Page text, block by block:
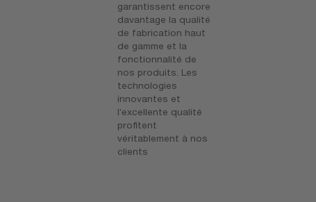
garantissent encore
davantage la qualité
de fabrication haut
de gamme et la
fonctionnalité de
nos produits. Les
technologies
innovantes et
l’excellente qualité
profitent
véritablement à nos
clients